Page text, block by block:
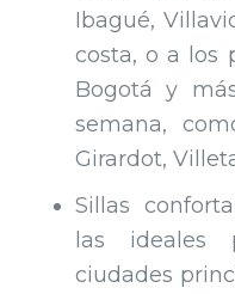
Ibagué,
costa, o a los
Bogotá y
semana,
Girardot,
Sillas
las ideales
ciudades